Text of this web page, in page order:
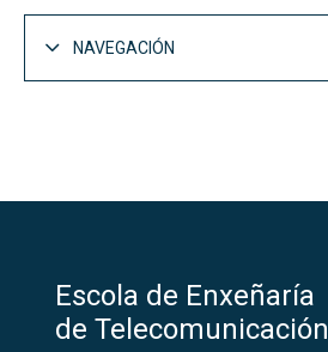
NAVEGACIÓN
Escola de Enxeñaría
de Telecomunicación